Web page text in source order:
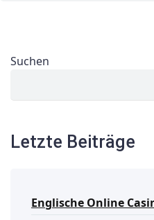
Suchen
Letzte Beiträge
Englische Online